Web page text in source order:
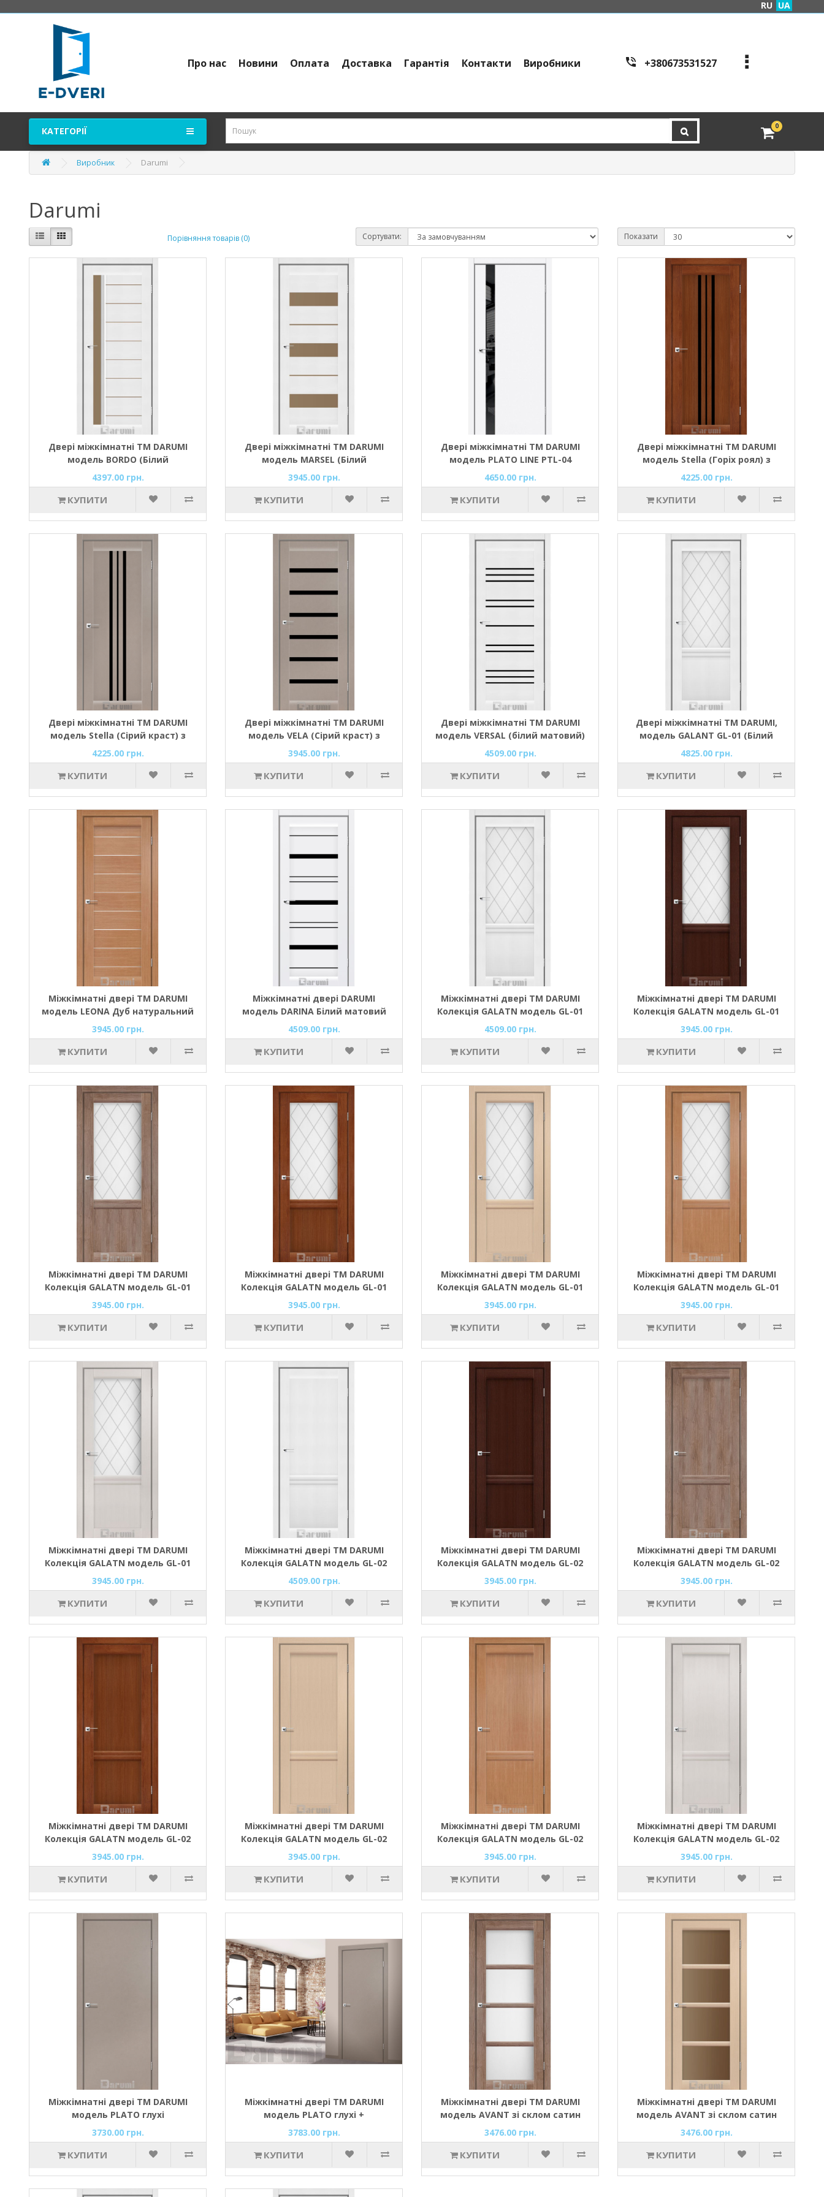
RU UA
Про нас Новини Оплата Доставка Гарантія Контакти Виробники
+380673531527
edveri.kyiv@gmail.com
Режим работы c
tre:
ка 2Б (вхід зі сторони в
0
КАТЕГОРІЇ
Виробник Darumi
Darumi
Порівняння товарів (0) Сортувати: Показати
Двері міжкімнатні ТМ DARUMI
модель BORDO (Білий
текстурний) зі склом сатин
4397.00 грн.
КУПИТИ
Двері міжкімнатні ТМ DARUMI
модель MARSEL (Білий
текстурний) з бронзовим склом
3945.00 грн.
КУПИТИ
Двері міжкімнатні ТМ DARUMI
модель PLATO LINE PTL-04
(Білий матовий)
4650.00 грн.
КУПИТИ
Двері міжкімнатні ТМ DARUMI
модель Stella (Горіх роял) з
чорним склом
4225.00 грн.
КУПИТИ
Двері міжкімнатні ТМ DARUMI
модель Stella (Сірий краст) з
чорним склом
4225.00 грн.
КУПИТИ
Двері міжкімнатні ТМ DARUMI
модель VELA (Сірий краст) з
чорним склом
3945.00 грн.
КУПИТИ
Двері міжкімнатні ТМ DARUMI
модель VERSAL (білий матовий)
з чорним склом
4509.00 грн.
КУПИТИ
Двері міжкімнатні ТМ DARUMI,
модель GALANT GL-01 (Білий
матовий) зі склом Сатин
4825.00 грн.
КУПИТИ
Міжкімнатні двері ТМ DARUMI
модель LEONA Дуб натуральний
зі склом сатин бронза
3945.00 грн.
КУПИТИ
Міжкімнатні двері DARUMI
модель DARINA Білий матовий
(зі склом сатин, або чорним)
4509.00 грн.
КУПИТИ
Міжкімнатні двері ТМ DARUMI
Колекція GALATN модель GL-01
(білий матовий/ромб графіт D1)
зі склом сатин
4509.00 грн.
КУПИТИ
Міжкімнатні двері ТМ DARUMI
Колекція GALATN модель GL-01
(Венге панга/ромб графіт D1) зі
склом сатин
3945.00 грн.
КУПИТИ
Міжкімнатні двері ТМ DARUMI
Колекція GALATN модель GL-01
(Горіх бургун/ромб графіт D1) зі
склом сатин
3945.00 грн.
КУПИТИ
Міжкімнатні двері ТМ DARUMI
Колекція GALATN модель GL-01
(Горіх роял/ромб графіт D1) зі
склом сатин
3945.00 грн.
КУПИТИ
Міжкімнатні двері ТМ DARUMI
Колекція GALATN модель GL-01
(дуб боровий/ромб графіт D1) зі
склом сатин
3945.00 грн.
КУПИТИ
Міжкімнатні двері ТМ DARUMI
Колекція GALATN модель GL-01
(дуб натуральний/ромб графіт
D1) зі склом сатин
3945.00 грн.
КУПИТИ
Міжкімнатні двері ТМ DARUMI
Колекція GALATN модель GL-01
(дуб ольс/ромб графіт D1) з
склом сатін
3945.00 грн.
КУПИТИ
Міжкімнатні двері ТМ DARUMI
Колекція GALATN модель GL-02
(білий матовий)
4509.00 грн.
КУПИТИ
Міжкімнатні двері ТМ DARUMI
Колекція GALATN модель GL-02
(Венге панга)
3945.00 грн.
КУПИТИ
Міжкімнатні двері ТМ DARUMI
Колекція GALATN модель GL-02
(Горіх бургун)
3945.00 грн.
КУПИТИ
Міжкімнатні двері ТМ DARUMI
Колекція GALATN модель GL-02
(Горіх роял)
3945.00 грн.
КУПИТИ
Міжкімнатні двері ТМ DARUMI
Колекція GALATN модель GL-02
(дуб боровий)
3945.00 грн.
КУПИТИ
Міжкімнатні двері ТМ DARUMI
Колекція GALATN модель GL-02
(дуб натуральний)
3945.00 грн.
КУПИТИ
Міжкімнатні двері ТМ DARUMI
Колекція GALATN модель GL-02
(дуб ольс)
3945.00 грн.
КУПИТИ
Міжкімнатні двері ТМ DARUMI
модель PLATO глухі
3730.00 грн.
КУПИТИ
Міжкімнатні двері ТМ DARUMI
модель PLATO глухі +
алюмінієвий торець
3783.00 грн.
КУПИТИ
Міжкімнатні двері ТМ DARUMI
модель AVANT зі склом сатин
3476.00 грн.
КУПИТИ
Міжкімнатні двері ТМ DARUMI
модель AVANT зі склом сатин
бронза
3476.00 грн.
КУПИТИ